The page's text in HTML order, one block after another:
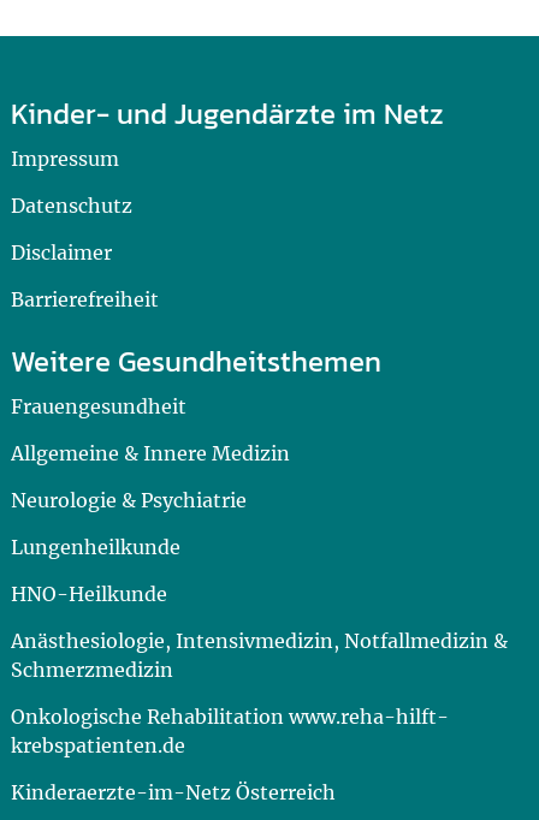
Kinder- und Jugendärzte im Netz
Impressum
Datenschutz
Disclaimer
Barrierefreiheit
Weitere Gesundheitsthemen
Frauengesundheit
Allgemeine & Innere Medizin
Neurologie & Psychiatrie
Lungenheilkunde
HNO-Heilkunde
Anästhesiologie, Intensivmedizin, Notfallmedizin &
Schmerzmedizin
Onkologische Rehabilitation www.reha-hilft-
krebspatienten.de
Kinderaerzte-im-Netz Österreich